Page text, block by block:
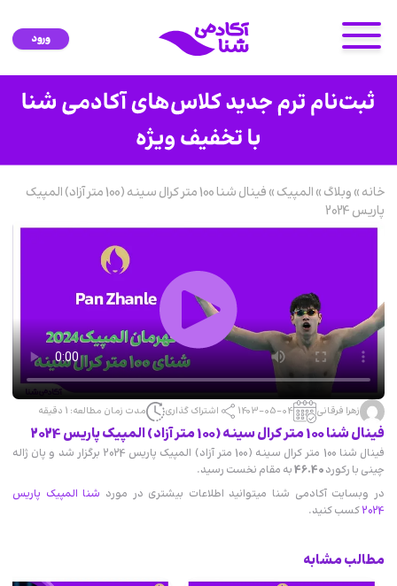
ورود
خانه»وبلاگ»المپیک»
فینال شنا 100 متر کرال سینه (100 متر آزاد) المپیک
پاریس 2024
زهرا فرقانی 1403-05-04 اشتراک گذاری مدت زمان مطالعه: 1 دقیقه
فینال شنا 100 متر کرال سینه (100 متر آزاد) المپیک پاریس 2024
فینال شنا 100 متر کرال سینه (100 متر آزاد) المپیک پاریس 2024 برگزار شد و پان ژاله
چینی با رکورد46.40به مقام نخست رسید.
در وبسایت آکادمی شنا میتوانید اطلاعات بیشتری در مورد شنا المپیک پاریس
2024کسب کنید.
مطالب مشابه